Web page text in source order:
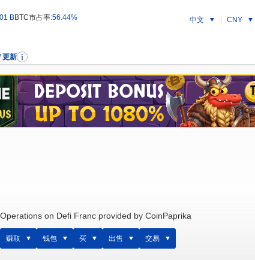
BBTC市占率:56.44% 中文 CNY
更新
Operations on Defi Franc provided by CoinPaprika
赚取 钱包 买 出售 交易